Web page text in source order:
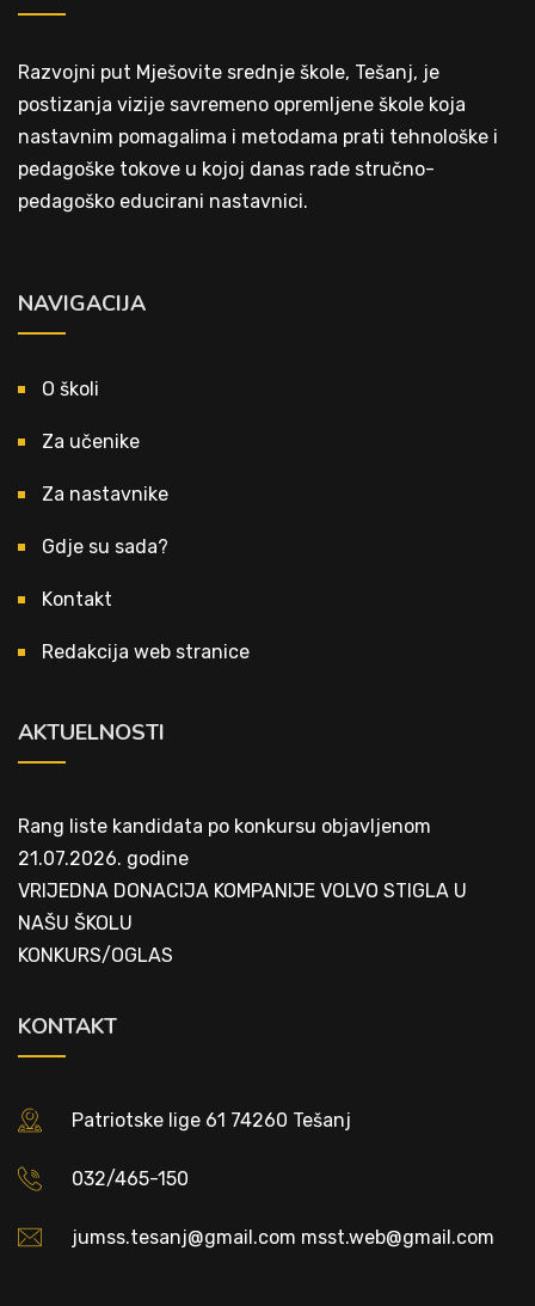
Razvojni put Mješovite srednje škole, Tešanj, je
postizanja vizije savremeno opremljene škole koja
nastavnim pomagalima i metodama prati tehnološke i
pedagoške tokove u kojoj danas rade stručno-
pedagoško educirani nastavnici.
NAVIGACIJA
O školi
Za učenike
Za nastavnike
Gdje su sada?
Kontakt
Redakcija web stranice
AKTUELNOSTI
Rang liste kandidata po konkursu objavljenom
21.07.2026. godine
VRIJEDNA DONACIJA KOMPANIJE VOLVO STIGLA U
NAŠU ŠKOLU
KONKURS/OGLAS
KONTAKT
Patriotske lige 61 74260 Tešanj
032/465-150
jumss.tesanj@gmail.com msst.web@gmail.com